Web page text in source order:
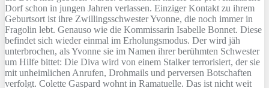
Dorf schon in jungen Jahren verlassen. Einziger Kontakt zu ihrem
Geburtsort ist ihre Zwillingsschwester Yvonne, die noch immer in
Fragolin lebt. Genauso wie die Kommissarin Isabelle Bonnet. Diese
befindet sich wieder einmal im Erholungsmodus. Der wird jäh
unterbrochen, als Yvonne sie im Namen ihrer berühmten Schwester
um Hilfe bittet: Die Diva wird von einem Stalker terrorisiert, der sie
mit unheimlichen Anrufen, Drohmails und perversen Botschaften
verfolgt. Colette Gaspard wohnt in Ramatuelle. Das ist nicht weit